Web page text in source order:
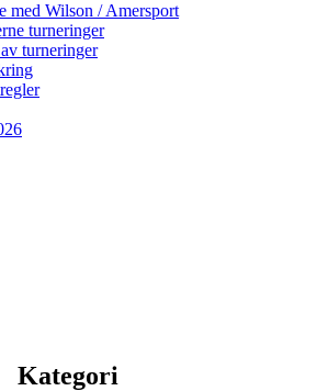
med Wilson / Amersport
turneringer
turneringer
Kategori